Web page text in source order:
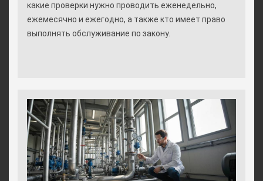
какие проверки нужно проводить еженедельно,
ежемесячно и ежегодно, а также кто имеет право
выполнять обслуживание по закону.